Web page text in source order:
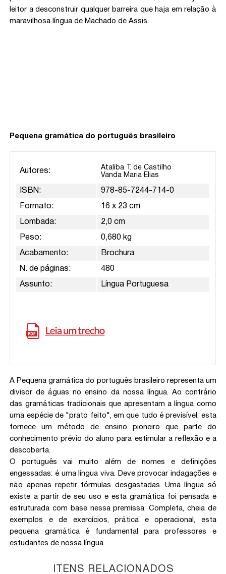
leitor a desconstruir qualquer barreira que haja em relação à
maravilhosa língua de Machado de Assis.
Pequena gramática do português brasileiro
Autores:
Ataliba T. de Castilho
Vanda Maria Elias
ISBN: 978-85-7244-714-0
Formato: 16 x 23 cm
Lombada: 2,0 cm
Peso: 0,680 kg
Acabamento: Brochura
N. de páginas: 480
Assunto: Língua Portuguesa
A Pequena gramática do português brasileiro representa um
divisor de águas no ensino da nossa língua. Ao contrário
das gramáticas tradicionais que apresentam a língua como
uma espécie de "prato feito", em que tudo é previsível, esta
fornece um método de ensino pioneiro que parte do
conhecimento prévio do aluno para estimular a reflexão e a
descoberta.
O português vai muito além de nomes e definições
engessadas: é uma língua viva. Deve provocar indagações e
não apenas repetir fórmulas desgastadas. Uma língua só
existe a partir de seu uso e esta gramática foi pensada e
estruturada com base nessa premissa. Completa, cheia de
exemplos e de exercícios, prática e operacional, esta
pequena gramática é fundamental para professores e
estudantes de nossa língua.
ITENS RELACIONADOS